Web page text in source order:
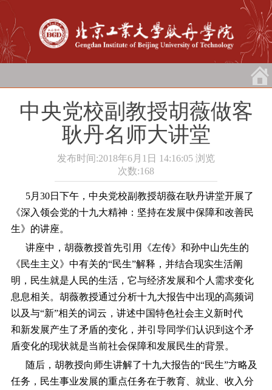
中央党校副教授胡薇做客
耿丹名师大讲堂
发布时间:2018年6月1日 14:16:05 浏览
次数:168
5月30日下午，中央党校副教授胡薇在耿丹讲堂开展了
《深入领会党的十九大精神：坚持在发展中保障和改善民
生》的讲座。
讲座中，胡薇教授首先引用《左传》和孙中山先生的
《民生主义》中有关的“民生”解释，并结合现实生活阐
明，民生就是人民的生活，它与经济发展和个人需求变化
息息相关。胡薇教授通过分析十九大报告中出现的高频词
以及与“新”相关的词云，讲述中国特色社会主义新时代
和新发展产生了矛盾的变化，并引导同学们认识到这个矛
盾变化的现状就是当前社会保障和发展民生的背景。
随后，胡教授向师生讲解了十九大报告的“民生”方略及
任务，民生事业发展的重点任务在于教育、就业、收入分